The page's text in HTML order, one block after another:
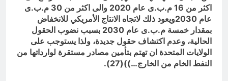
اكثر من 16 م.ب.ى عام 2020 والى اكثر من 30 م.ب.ى
عام 2030ويعود ذلك لاتجاه الانتاج الأمريكي للانخفاض
بمقدار خمسة م.ب.ى عام 2030 بسبب نضوب الحقول
الحالية، وعدم اكتشاف حقول جديدة، ولذا يستوجب على
الولايات المتحدة ان تهتم بتأمين مصادر مستقرة لوارداتها من
النفط الخام من الخارج…))(27).